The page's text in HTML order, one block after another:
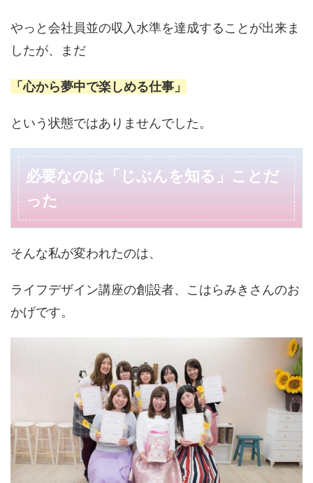
やっと会社員並の収入水準を達成することが出来ま
したが、まだ
「心から夢中で楽しめる仕事」
という状態ではありませんでした。
必要なのは「じぶんを知る」ことだ
った
そんな私が変われたのは、
ライフデザイン講座の創設者、 こはらみきさんのお
かげです。